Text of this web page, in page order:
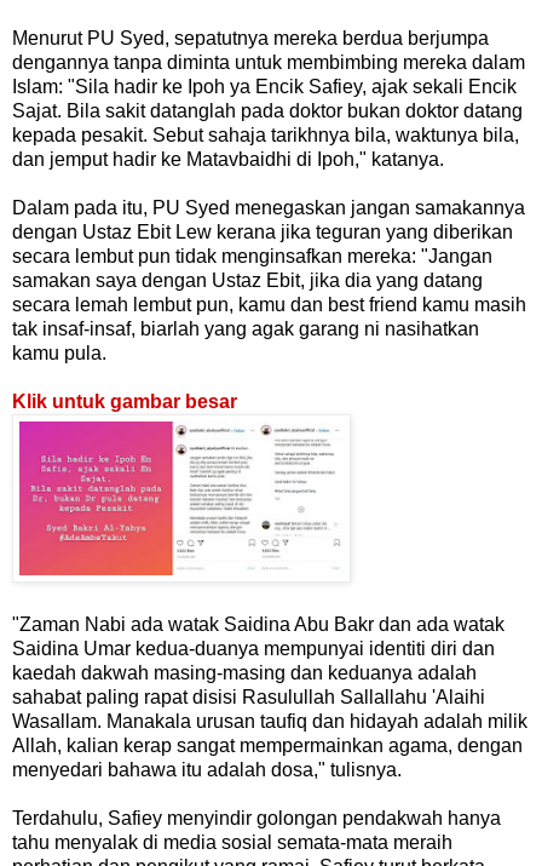
Menurut PU Syed, sepatutnya mereka berdua berjumpa
dengannya tanpa diminta untuk membimbing mereka dalam
Islam: "Sila hadir ke Ipoh ya Encik Safiey, ajak sekali Encik
Sajat. Bila sakit datanglah pada doktor bukan doktor datang
kepada pesakit. Sebut sahaja tarikhnya bila, waktunya bila,
dan jemput hadir ke Matavbaidhi di Ipoh," katanya.
Dalam pada itu, PU Syed menegaskan jangan samakannya
dengan Ustaz Ebit Lew kerana jika teguran yang diberikan
secara lembut pun tidak menginsafkan mereka: "Jangan
samakan saya dengan Ustaz Ebit, jika dia yang datang
secara lemah lembut pun, kamu dan best friend kamu masih
tak insaf-insaf, biarlah yang agak garang ni nasihatkan
kamu pula.
Klik untuk gambar besar
"Zaman Nabi ada watak Saidina Abu Bakr dan ada watak
Saidina Umar kedua-duanya mempunyai identiti diri dan
kaedah dakwah masing-masing dan keduanya adalah
sahabat paling rapat disisi Rasulullah Sallallahu 'Alaihi
Wasallam. Manakala urusan taufiq dan hidayah adalah milik
Allah, kalian kerap sangat mempermainkan agama, dengan
menyedari bahawa itu adalah dosa," tulisnya.
Terdahulu, Safiey menyindir golongan pendakwah hanya
tahu menyalak di media sosial semata-mata meraih